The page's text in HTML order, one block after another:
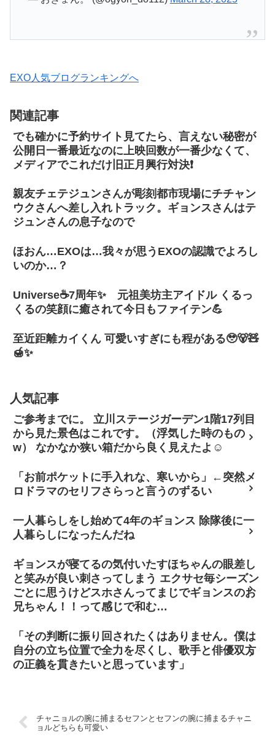
EXO人気ブログランキングへ
関連記事
でも確かに予約サイト見てたら、言えない秘密が
公開日一番最近なのに上映回数が一番少なくて、
メディアでこれだけ旧正月興行対決❗️
親友チェテジュンさんが彫刻都市現場にチチャン
ウクさんへ差し入れトラック。ギョンスさんはテ
ジュンさんの息子なので
ほおん…EXOは…我々が思うEXOの認識でよろし
いのか…？
Universe☕7周年✨ 元祖美坊主アイドル くるっ
くるの笑顔に癒されて今日もファイテン💪
至近距離カイくん 可愛いすぎにも程がある🥹🐻🧸
🍯✨
人気記事
ご参考までに。 立川ステージガーデン1階17列目
から見た景色はこれです。（浮気した時のもの
w） なかなか狭い箱だから良く見えたよ☺
「お前ポケットに手入れな、寒いから」←突然メ
ロドラマのセリフさらっと言うのずるい
一人暮らしをし始めて4年のギョンス 除隊後に一
人暮らしになったんだね
ギョンスが寝てるの気付いたすほちゃんの眼差し
と笑みが良い刺さってしまう エクサセ毎シーズン
ごとに思うけどスホさんってまじでギョンスのお
兄ちゃん！！って感じで和む…
「その判断に振り回されたくはありません。僕は
自分の立ち位置で全力を尽くし、歌手と俳優双方
の正義を貫きたいと思っています」
チャニョルの腕に捕まるセフンとセフンの腕に捕まるチャニ
ョルどちらも可愛い